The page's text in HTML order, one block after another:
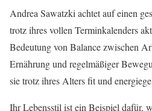
Andrea Sawatzki achtet auf einen
trotz ihres vollen Terminkalenders
Bedeutung von Balance zwischen
Ernährung und regelmäßiger
sie trotz ihres Alters fit und
Ihr Lebensstil ist ein Beispiel dafür,